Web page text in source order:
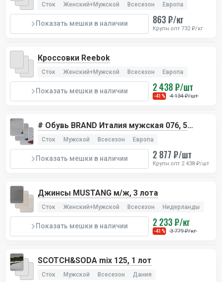
Сток Женский+Мужской Всесезон Европа
Показать мешки в наличии 863 ₽/кг
Крупн.опт 732 ₽/кг
Кроссовки Reebok
Сток Женский+Мужской Всесезон Европа
Показать мешки в наличии 2 438 ₽/шт
-41% 4 134 ₽/шт
# Обувь BRAND Италия мужская 076, 5
лотов
Сток Мужской Всесезон Европа
Показать мешки в наличии 2 877 ₽/шт
Крупн.опт 2 438 ₽/шт
Джинсы MUSTANG м/ж, 3 лота
Сток Женский+Мужской Всесезон Нидерланды
Показать мешки в наличии 2 233 ₽/кг
-41% 3 779 ₽/кг
SCOTCH&SODA mix 125, 1 лот
Сток Мужской Всесезон Дания